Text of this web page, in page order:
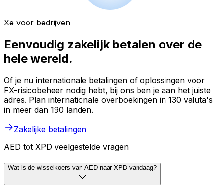
Xe voor bedrijven
Eenvoudig zakelijk betalen over de
hele wereld.
Of je nu internationale betalingen of oplossingen voor
FX-risicobeheer nodig hebt, bij ons ben je aan het juiste
adres. Plan internationale overboekingen in 130 valuta's
in meer dan 190 landen.
Zakelijke betalingen
AED tot XPD veelgestelde vragen
Wat is de wisselkoers van AED naar XPD vandaag?